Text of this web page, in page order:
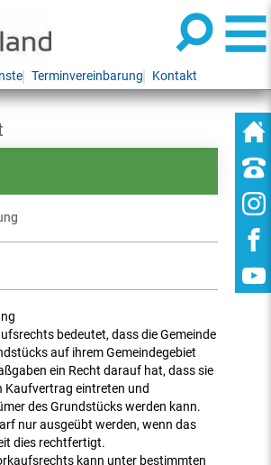
Terminvereinbarung Kontakt
bedeutet, dass die Gemeinde
auf ihrem Gemeindegebiet
ein Recht darauf hat, dass sie
Kaufvertrag eintreten und
des Grundstücks werden kann.
nur ausgeübt werden, wenn das
dies rechtfertigt.
kann unter bestimmten